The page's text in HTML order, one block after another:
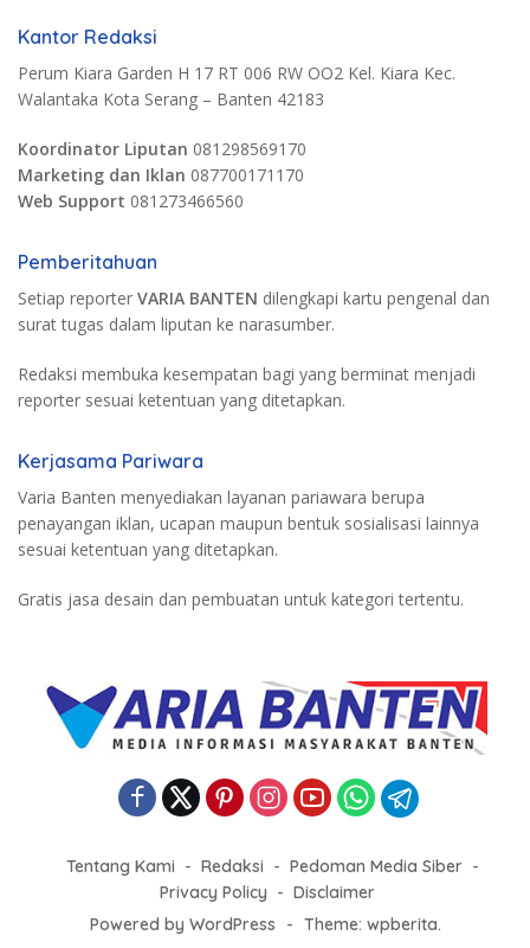
Kantor Redaksi
Perum Kiara Garden H 17 RT 006 RW OO2 Kel. Kiara Kec.
Walantaka Kota Serang – Banten 42183
Koordinator Liputan 081298569170
Marketing dan Iklan 087700171170
Web Support 081273466560
Pemberitahuan
Setiap reporter VARIA BANTEN dilengkapi kartu pengenal dan
surat tugas dalam liputan ke narasumber.
Redaksi membuka kesempatan bagi yang berminat menjadi
reporter sesuai ketentuan yang ditetapkan.
Kerjasama Pariwara
Varia Banten menyediakan layanan pariawara berupa
penayangan iklan, ucapan maupun bentuk sosialisasi lainnya
sesuai ketentuan yang ditetapkan.
Gratis jasa desain dan pembuatan untuk kategori tertentu.
Tentang Kami Redaksi
Pedoman Media Siber
Privacy Policy
Disclaimer
Powered by WordPress
- Theme: wpberita.